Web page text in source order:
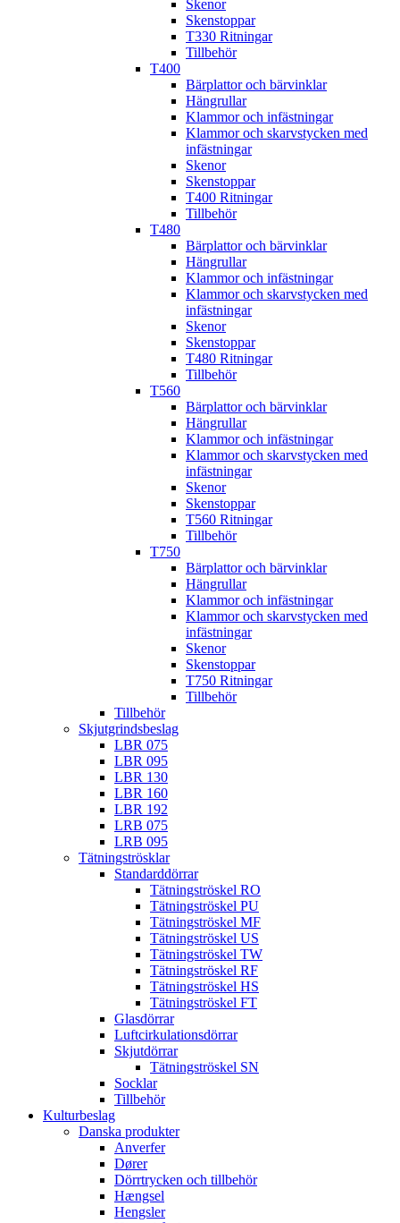
Skenor
Skenstoppar
T330 Ritningar
Tillbehör
T400
Bärplattor och bärvinklar
Hängrullar
Klammor och infästningar
Klammor och skarvstycken med
infästningar
Skenor
Skenstoppar
T400 Ritningar
Tillbehör
T480
Bärplattor och bärvinklar
Hängrullar
Klammor och infästningar
Klammor och skarvstycken med
infästningar
Skenor
Skenstoppar
T480 Ritningar
Tillbehör
T560
Bärplattor och bärvinklar
Hängrullar
Klammor och infästningar
Klammor och skarvstycken med
infästningar
Skenor
Skenstoppar
T560 Ritningar
Tillbehör
T750
Bärplattor och bärvinklar
Hängrullar
Klammor och infästningar
Klammor och skarvstycken med
infästningar
Skenor
Skenstoppar
T750 Ritningar
Tillbehör
Tillbehör
Skjutgrindsbeslag
LBR 075
LBR 095
LBR 130
LBR 160
LBR 192
LRB 075
LRB 095
Tätningströsklar
Standarddörrar
Tätningströskel RO
Tätningströskel PU
Tätningströskel MF
Tätningströskel US
Tätningströskel TW
Tätningströskel RF
Tätningströskel HS
Tätningströskel FT
Glasdörrar
Luftcirkulationsdörrar
Skjutdörrar
Tätningströskel SN
Socklar
Tillbehör
Kulturbeslag
Danska produkter
Anverfer
Dører
Dörrtrycken och tillbehör
Hængsel
Hengsler